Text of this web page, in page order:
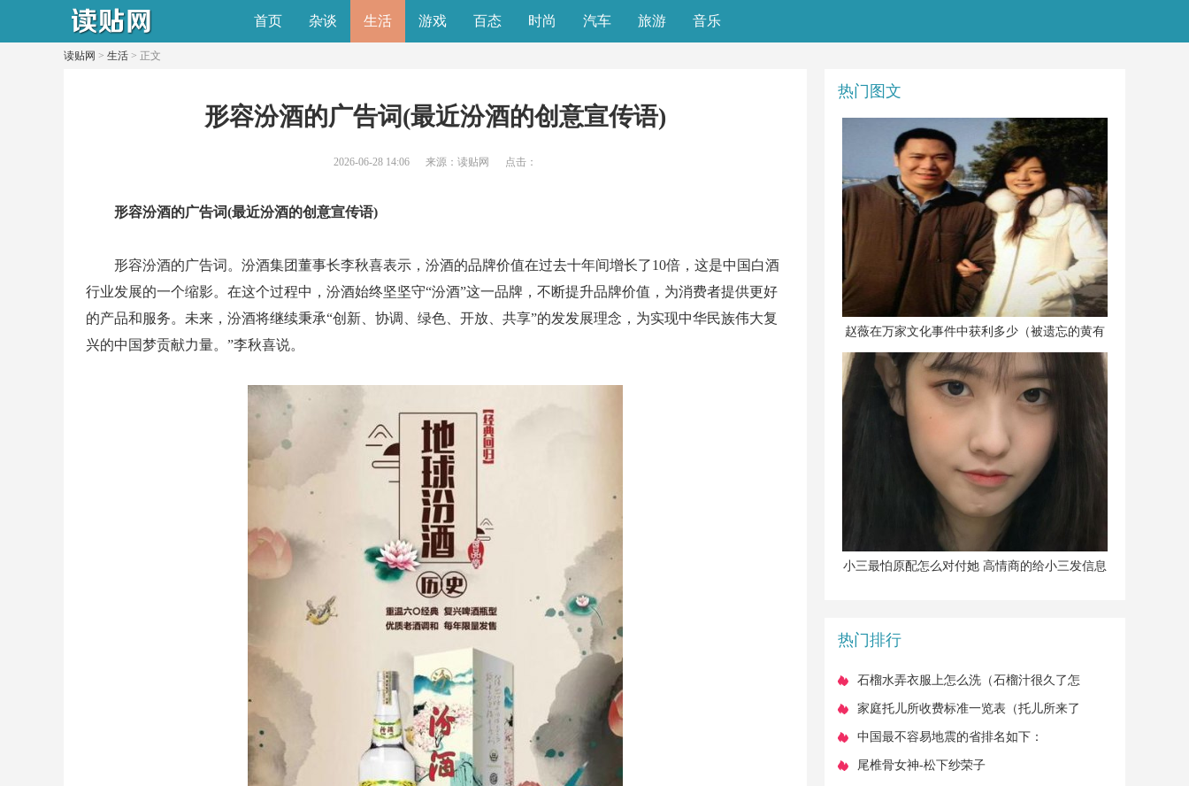
首页 杂谈 生活 游戏 百态 时尚 汽车 旅游 音乐
读贴网 > 生活 > 正文
​形容汾酒的广告词(最近汾酒的创意宣传语)
2026-06-28 14:06 来源：读贴网 点击：
形容汾酒的广告词(最近汾酒的创意宣传语)
形容汾酒的广告词。汾酒集团董事长李秋喜表示，汾酒的品牌价值在过去十年间增长了10倍，这是中国白酒
行业发展的一个缩影。在这个过程中，汾酒始终坚坚守“汾酒”这一品牌，不断提升品牌价值，为消费者提供更好
的产品和服务。未来，汾酒将继续秉承“创新、协调、绿色、开放、共享”的发发展理念，为实现中华民族伟大复
兴的中国梦贡献力量。”李秋喜说。
热门图文
​赵薇在万家文化事件中获利多少（被遗忘的黄有
龙）
​小三最怕原配怎么对付她 高情商的给小三发信息
热门排行
​石榴水弄衣服上怎么洗（石榴汁很久了怎
么洗掉）
​家庭托儿所收费标准一览表（托儿所来了
收费从几千元到上万元）
​中国最不容易地震的省排名如下：
​尾椎骨女神-松下纱荣子